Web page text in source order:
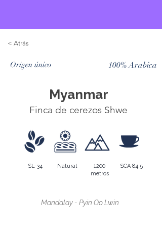
< Atrás
Origen único 100% Arabica
Myanmar
Finca de cerezos Shwe
SL-34 Natural
1200
metros
SCA 84.5
Mandalay - Pyin Oo Lwin